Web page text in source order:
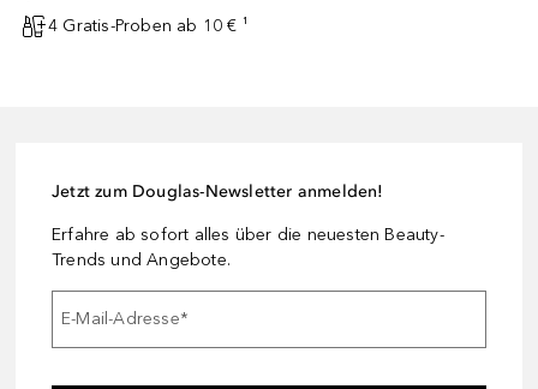
4 Gratis-Proben ab 10 € ¹
Jetzt zum Douglas-Newsletter anmelden!
Erfahre ab sofort alles über die neuesten Beauty-
Trends und Angebote.
E-Mail-Adresse*